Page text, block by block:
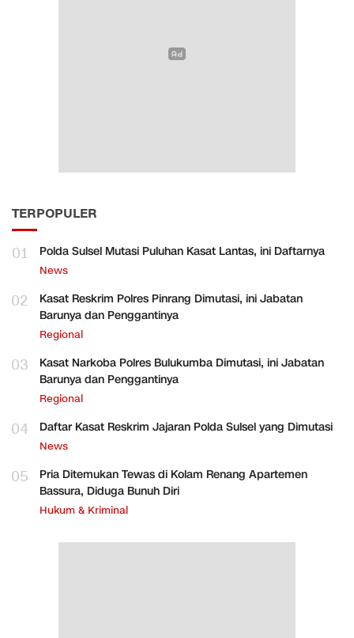
TERPOPULER
01 Polda Sulsel Mutasi Puluhan Kasat Lantas, ini Daftarnya
News
02
Kasat Reskrim Polres Pinrang Dimutasi, ini Jabatan
Barunya dan Penggantinya
Regional
03
Kasat Narkoba Polres Bulukumba Dimutasi, ini Jabatan
Barunya dan Penggantinya
Regional
04 Daftar Kasat Reskrim Jajaran Polda Sulsel yang Dimutasi
News
05
Pria Ditemukan Tewas di Kolam Renang Apartemen
Bassura, Diduga Bunuh Diri
Hukum & Kriminal